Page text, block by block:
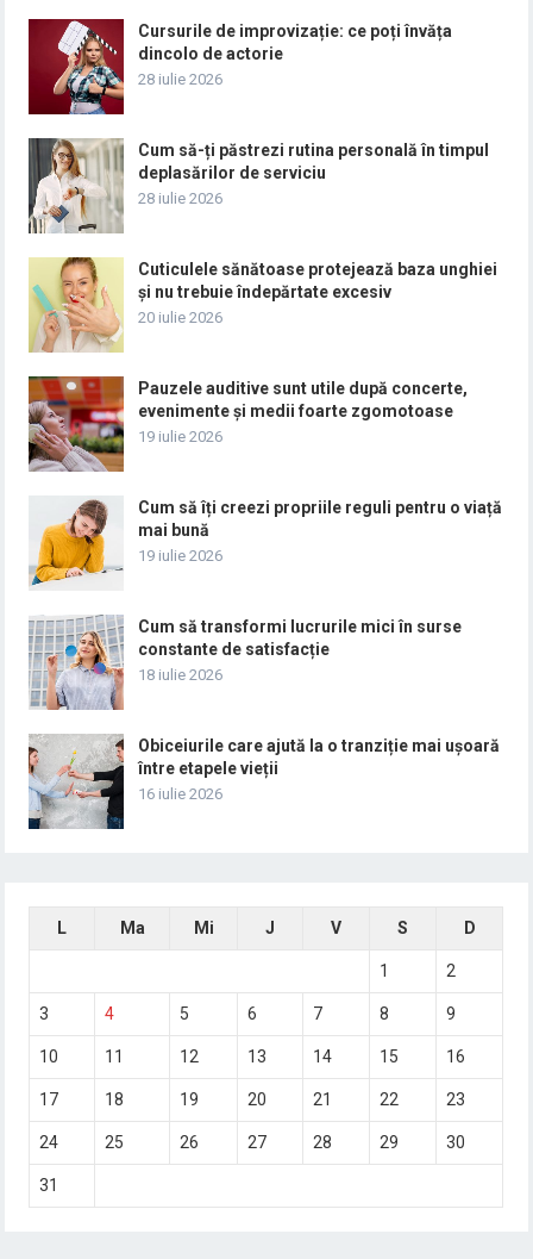
Cursurile de improvizație: ce poți învăța
dincolo de actorie
28 iulie 2026
Cum să-ți păstrezi rutina personală în timpul
deplasărilor de serviciu
28 iulie 2026
Cuticulele sănătoase protejează baza unghiei
și nu trebuie îndepărtate excesiv
20 iulie 2026
Pauzele auditive sunt utile după concerte,
evenimente și medii foarte zgomotoase
19 iulie 2026
Cum să îți creezi propriile reguli pentru o viață
mai bună
19 iulie 2026
Cum să transformi lucrurile mici în surse
constante de satisfacție
18 iulie 2026
Obiceiurile care ajută la o tranziție mai ușoară
între etapele vieții
16 iulie 2026
L Ma Mi J V S D
1 2
3 4 5 6 7 8 9
10 11 12 13 14 15 16
17 18 19 20 21 22 23
24 25 26 27 28 29 30
31